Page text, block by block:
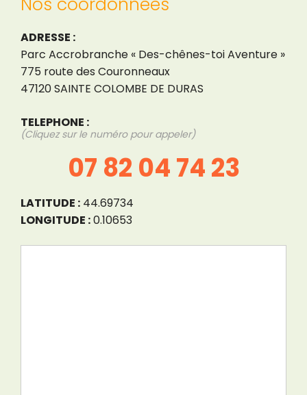
ADRESSE :
Parc Accrobranche « Des-chênes-toi Aventure »
775 route des Couronneaux
47120 SAINTE COLOMBE DE DURAS
TELEPHONE :
(Cliquez sur le numéro pour appeler)
07 82 04 74 23
LATITUDE : 44.69734
LONGITUDE :0.10653